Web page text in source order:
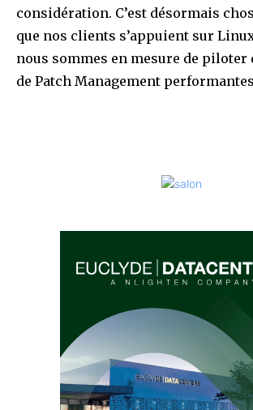
considération. C’est désormais
que nos clients s’appuient sur
nous sommes en mesure de
de Patch Management